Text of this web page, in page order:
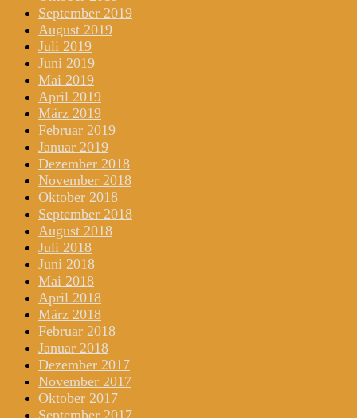
September 2019
August 2019
Juli 2019
Juni 2019
Mai 2019
April 2019
März 2019
Februar 2019
Januar 2019
Dezember 2018
November 2018
Oktober 2018
September 2018
August 2018
Juli 2018
Juni 2018
Mai 2018
April 2018
März 2018
Februar 2018
Januar 2018
Dezember 2017
November 2017
Oktober 2017